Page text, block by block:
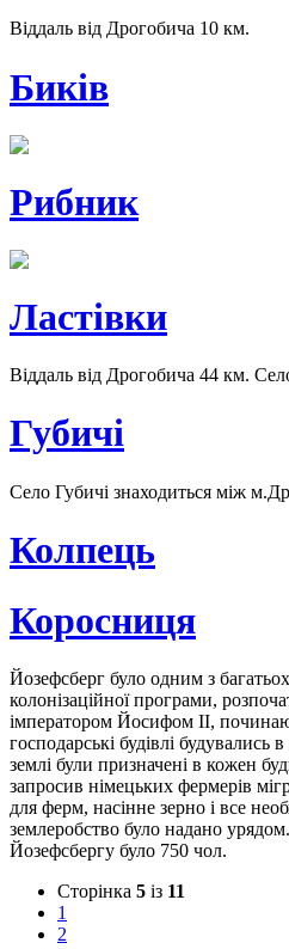
Віддаль від Дрогобича 10 км.
Биків
Рибник
Ластівки
Віддаль від Дрогобича 44 км.
Губичі
Село Губичі знаходиться між
Колпець
Коросниця
Йозефсберг було одним з
колонізаційної програми,
імператором Йосифом II,
господарські будівлі будувались
землі були призначені в кожен
запросив німецьких фермерів
для ферм, насінне зерно і все
землеробство було надано
Йозефсбергу було 750 чол.
Сторінка 5 із 11
1
2